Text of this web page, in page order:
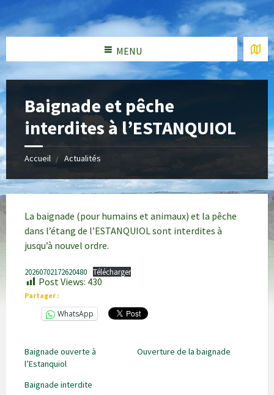
MENU
Baignade et pêche
interdites à l’ESTANQUIOL
Accueil Actualités
La baignade (pour humains et animaux) et la pêche
dans l’étang de l’ESTANQUIOL sont interdites à
jusqu’à nouvel ordre.
20260702172620480 Télécharger
Post Views: 430
Partager :
WhatsApp
Baignade ouverte à
l’Estanquiol
Ouverture de la baignade
Baignade interdite